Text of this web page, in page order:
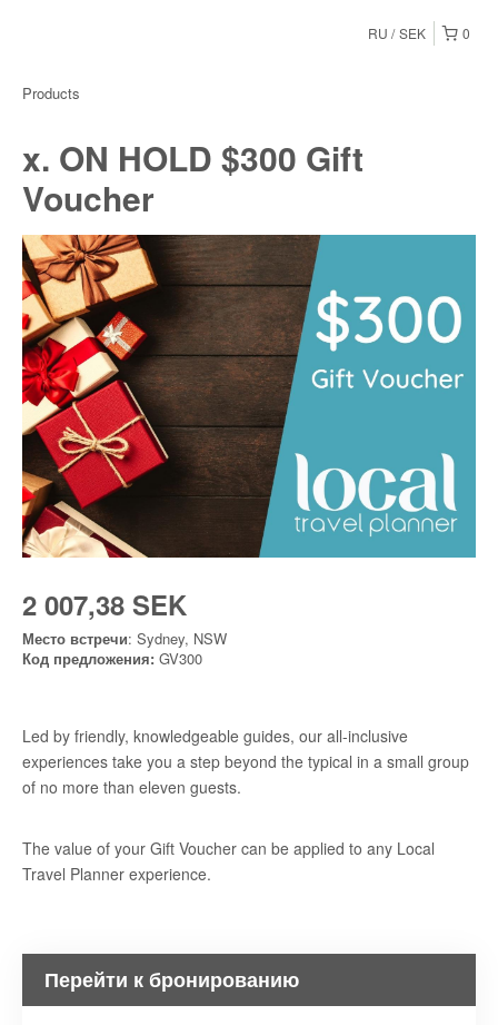
0
RU SEK
Products
x. ON HOLD $300 Gift
Voucher
2 007,38 SEK
Место встречи: Sydney, NSW
Код предложения: GV300
Led by friendly, knowledgeable guides, our all-inclusive
experiences take you a step beyond the typical in a small group
of no more than eleven guests.
The value of your Gift Voucher can be applied to any Local
Travel Planner experience.
Перейти к бронированию